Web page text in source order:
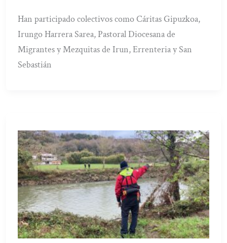
Han participado colectivos como Cáritas Gipuzkoa,
Irungo Harrera Sarea, Pastoral Diocesana de
Migrantes y Mezquitas de Irun, Errenteria y San
Sebastián